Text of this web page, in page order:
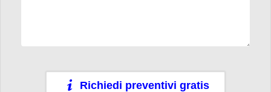
Richiedi preventivi gratis